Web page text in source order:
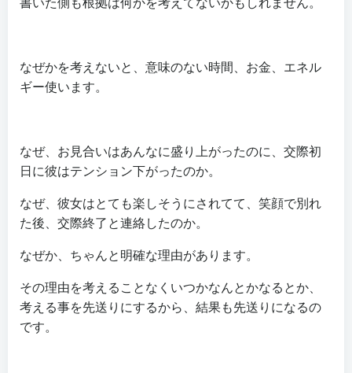
なぜかを考えないと、意味のない時間、お金、エネル
ギー使います。
なぜ、お見合いはあんなに盛り上がったのに、交際初
日に彼はテンション下がったのか。
なぜ、彼女はとても楽しそうにされてて、笑顔で別れ
た後、交際終了と連絡したのか。
なぜか、ちゃんと明確な理由があります。
その理由を考えることなくいつかなんとかなるとか、
考える事を先送りにするから、結果も先送りになるの
です。